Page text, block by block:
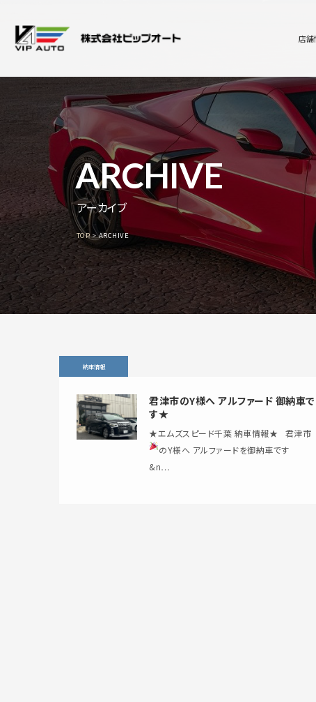
店舗
ARCHIVE
アーカイブ
TOP ARCHIVE
納車情報
君津市のY様へ アルファード 御納車で
す★
★エムズスピード千葉 納車情報★ 君津市
のY様へ アルファードを御納車です
&n…